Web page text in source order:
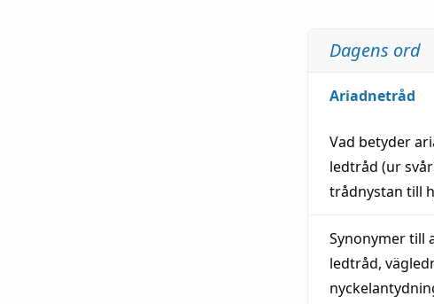
Dagens ord
Ariadnetråd
Vad betyder
ledtråd (ur
trådnystan till
Synonymer till
ledtråd,